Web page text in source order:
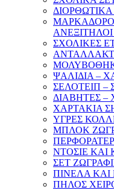
ΔΙΟΡΘΩΤΙΚΑ
ΣΧΟΛΙΚΕΣ
ΨΑΛΙΔΙΑ –
ΣΕΛΟΤΕΙΠ –
ΔΙΑΒΗΤΕΣ
ΧΑΡΤΑΚΙΑ
ΥΓΡΕΣ
ΜΠΛΟΚ
ΝΤΟΣΙΕ ΚΑΙ
ΣΕΤ
ΠΙΝΕΛΑ
ΠΗΛΟΣ